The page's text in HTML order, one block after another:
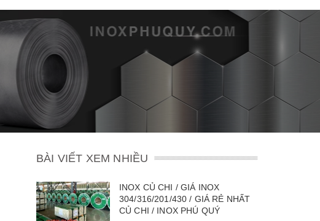
BÀI VIẾT XEM NHIỀU
INOX CỦ CHI / GIÁ INOX
304/316/201/430 / GIÁ RẺ NHẤT
CỦ CHI / INOX PHÚ QUÝ